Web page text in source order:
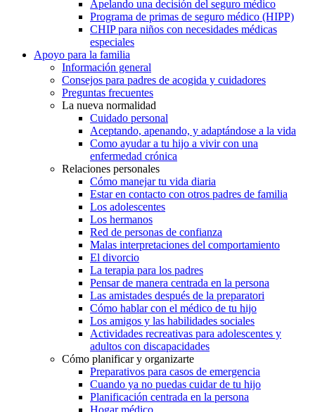
Apelando una decisión del seguro médico
Programa de primas de seguro médico (HIPP)
CHIP para niños con necesidades médicas
especiales
Apoyo para la familia
Información general
Consejos para padres de acogida y cuidadores
Preguntas frecuentes
La nueva normalidad
Cuidado personal
Aceptando, apenando, y adaptándose a la vida
Como ayudar a tu hijo a vivir con una
enfermedad crónica
Relaciones personales
Cómo manejar tu vida diaria
Estar en contacto con otros padres de familia
Los adolescentes
Los hermanos
Red de personas de confianza
Malas interpretaciones del comportamiento
El divorcio
La terapia para los padres
Pensar de manera centrada en la persona
Las amistades después de la preparatori
Cómo hablar con el médico de tu hijo
Los amigos y las habilidades sociales
Actividades recreativas para adolescentes y
adultos con discapacidades
Cómo planificar y organizarte
Preparativos para casos de emergencia
Cuando ya no puedas cuidar de tu hijo
Planificación centrada en la persona
Hogar médico